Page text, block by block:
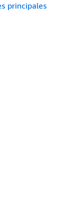
principales